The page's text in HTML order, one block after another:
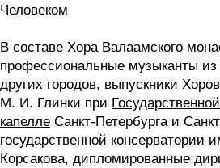
Человеком
В составе Хора Валаамского
профессиональные музыканты из
других городов, выпускники
М. И. Глинки при
капелле Санкт-Петербурга и
государственной консерватории
Корсакова, дипломированные